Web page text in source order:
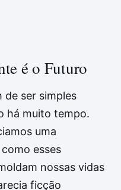
é o Futuro
de ser simples
há muito tempo.
uma
esses
nossas vidas
ficção